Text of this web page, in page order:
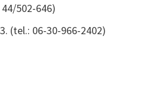
502-646)
(tel.: 06-30-966-2402)